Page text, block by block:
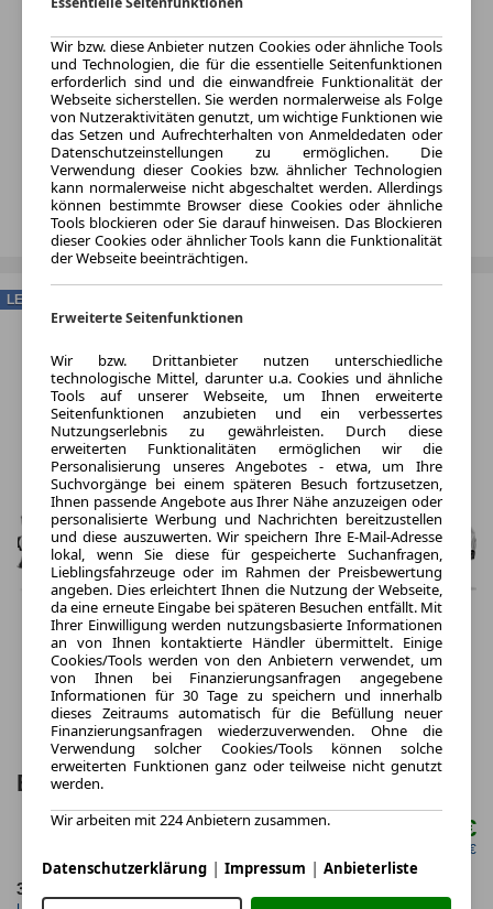
BMW i3 50 xDrive First Edition 4 Türen
791,17 €
netto mtl. 664,71 €
36 Monate
LEASING
Wir bzw. diese Anbieter nutzen Cookies oder ähnliche Tools
und Technologien, die für die essentielle Seitenfunktionen
erforderlich sind und die einwandfreie Funktionalität der
Webseite sicherstellen. Sie werden normalerweise als Folge
von Nutzeraktivitäten genutzt, um wichtige Funktionen wie
das Setzen und Aufrechterhalten von Anmeldedaten oder
Datenschutzeinstellungen zu ermöglichen. Die
Verwendung dieser Cookies bzw. ähnlicher Technologien
kann normalerweise nicht abgeschaltet werden. Allerdings
können bestimmte Browser diese Cookies oder ähnliche
Tools blockieren oder Sie darauf hinweisen. Das Blockieren
dieser Cookies oder ähnlicher Tools kann die Funktionalität
der Webseite beeinträchtigen.
Erweiterte Seitenfunktionen
Wir bzw. Drittanbieter nutzen unterschiedliche
technologische Mittel, darunter u.a. Cookies und ähnliche
Tools auf unserer Webseite, um Ihnen erweiterte
Seitenfunktionen anzubieten und ein verbessertes
Nutzungserlebnis zu gewährleisten. Durch diese
erweiterten Funktionalitäten ermöglichen wir die
Personalisierung unseres Angebotes - etwa, um Ihre
Suchvorgänge bei einem späteren Besuch fortzusetzen,
Ihnen passende Angebote aus Ihrer Nähe anzuzeigen oder
personalisierte Werbung und Nachrichten bereitzustellen
und diese auszuwerten. Wir speichern Ihre E-Mail-Adresse
lokal, wenn Sie diese für gespeicherte Suchanfragen,
Lieblingsfahrzeuge oder im Rahmen der Preisbewertung
angeben. Dies erleichtert Ihnen die Nutzung der Webseite,
da eine erneute Eingabe bei späteren Besuchen entfällt. Mit
Ihrer Einwilligung werden nutzungsbasierte Informationen
an von Ihnen kontaktierte Händler übermittelt. Einige
Cookies/Tools werden von den Anbietern verwendet, um
von Ihnen bei Finanzierungsanfragen angegebene
Informationen für 30 Tage zu speichern und innerhalb
dieses Zeitraums automatisch für die Befüllung neuer
Finanzierungsanfragen wiederzuverwenden. Ohne die
Verwendung solcher Cookies/Tools können solche
erweiterten Funktionen ganz oder teilweise nicht genutzt
werden.
Wir arbeiten mit 224 Anbietern zusammen.
Datenschutzerklärung | Impressum | Anbieterliste